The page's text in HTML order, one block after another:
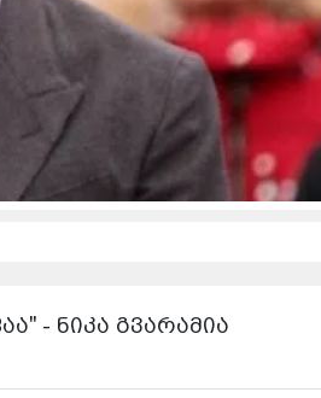
- ნიკა გვარამია